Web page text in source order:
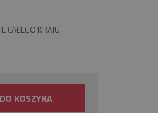
CAŁEGO KRAJU
KOSZYKA